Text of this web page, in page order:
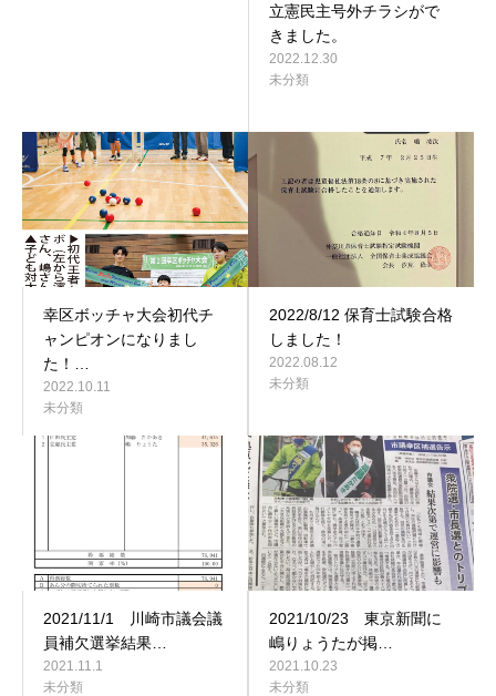
立憲民主号外チラシがで
きました。
2022.12.30
未分類
幸区ボッチャ大会初代チ
ャンピオンになりまし
た！…
2022.10.11
未分類
2022/8/12 保育士試験合格
しました！
2022.08.12
未分類
2021/11/1 川崎市議会議
員補欠選挙結果…
2021.11.1
未分類
2021/10/23 東京新聞に
嶋りょうたが掲…
2021.10.23
未分類